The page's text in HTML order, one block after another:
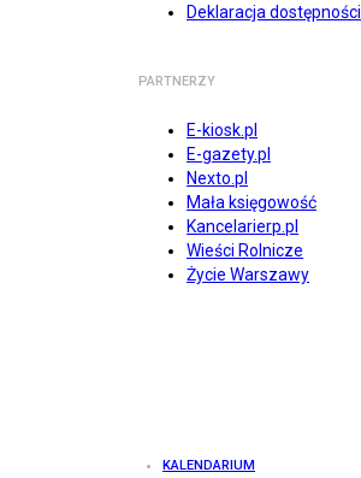
Deklaracja dostępności
PARTNERZY
E-kiosk.pl
E-gazety.pl
Nexto.pl
Mała księgowość
Kancelarierp.pl
Wieści Rolnicze
Życie Warszawy
KALENDARIUM